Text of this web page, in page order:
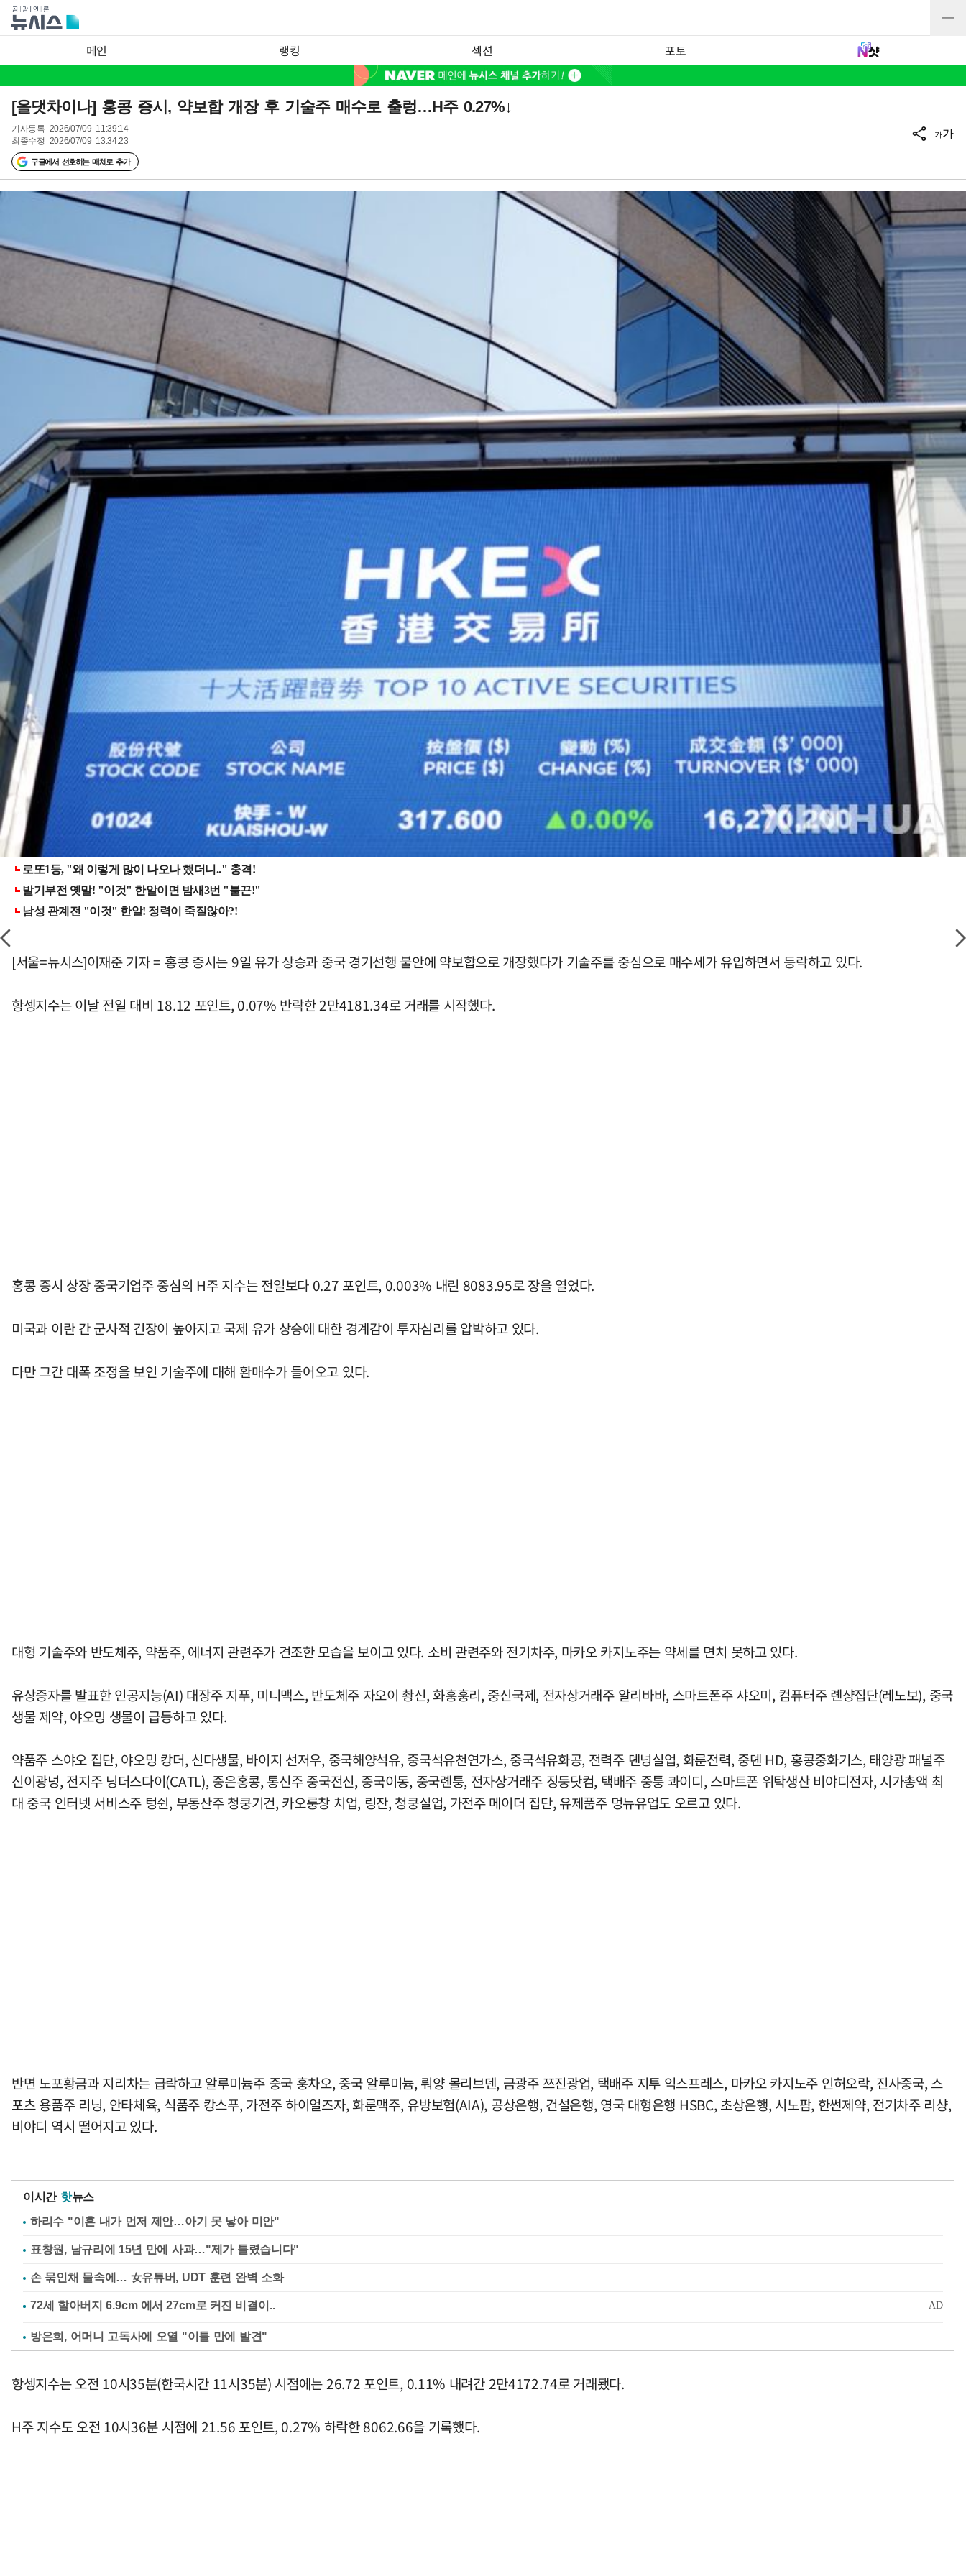
메인 랭킹 섹션 포토
[올댓차이나] 홍콩 증시, 약보합 개장 후 기술주 매수로 출렁…H주 0.27%↓
기사등록 2026/07/09 11:39:14
최종수정 2026/07/09 13:34:23
구글에서 선호하는 매체로 추가
가가
[서울=뉴시스]이재준 기자 = 홍콩 증시는 9일 유가 상승과 중국 경기선행 불안에 약보합으로 개장했다가 기술주를 중심으로 매수세가 유입하면서 등락하고 있다.
항셍지수는 이날 전일 대비 18.12 포인트, 0.07% 반락한 2만4181.34로 거래를 시작했다.
홍콩 증시 상장 중국기업주 중심의 H주 지수는 전일보다 0.27 포인트, 0.003% 내린 8083.95로 장을 열었다.
미국과 이란 간 군사적 긴장이 높아지고 국제 유가 상승에 대한 경계감이 투자심리를 압박하고 있다.
다만 그간 대폭 조정을 보인 기술주에 대해 환매수가 들어오고 있다.
대형 기술주와 반도체주, 약품주, 에너지 관련주가 견조한 모습을 보이고 있다. 소비 관련주와 전기차주, 마카오 카지노주는 약세를 면치 못하고 있다.
유상증자를 발표한 인공지능(AI) 대장주 지푸, 미니맥스, 반도체주 자오이 촹신, 화훙훙리, 중신국제, 전자상거래주 알리바바, 스마트폰주 샤오미, 컴퓨터주 롄샹집단(레노보), 중국
생물 제약, 야오밍 생물이 급등하고 있다.
약품주 스야오 집단, 야오밍 캉더, 신다생물, 바이지 선저우, 중국해양석유, 중국석유천연가스, 중국석유화공, 전력주 뎬넝실업, 화룬전력, 중뎬 HD, 홍콩중화기스, 태양광 패널주
신이광넝, 전지주 닝더스다이(CATL), 중은홍콩, 통신주 중국전신, 중국이동, 중국롄퉁, 전자상거래주 징둥닷컴, 택배주 중퉁 콰이디, 스마트폰 위탁생산 비야디전자, 시가총액 최
대 중국 인터넷 서비스주 텅쉰, 부동산주 청쿵기건, 카오룽창 치업, 링잔, 청쿵실업, 가전주 메이더 집단, 유제품주 멍뉴유업도 오르고 있다.
반면 노포황금과 지리차는 급락하고 알루미늄주 중국 훙차오, 중국 알루미늄, 뤄양 몰리브덴, 금광주 쯔진광업, 택배주 지투 익스프레스, 마카오 카지노주 인허오락, 진사중국, 스
포츠 용품주 리닝, 안타체육, 식품주 캉스푸, 가전주 하이얼즈자, 화룬맥주, 유방보험(AIA), 공상은행, 건설은행, 영국 대형은행 HSBC, 초상은행, 시노팜, 한썬제약, 전기차주 리샹,
비야디 역시 떨어지고 있다.
이시간 핫뉴스
하리수 "이혼 내가 먼저 제안…아기 못 낳아 미안"
표창원, 남규리에 15년 만에 사과…"제가 틀렸습니다"
손 묶인채 물속에… 女유튜버, UDT 훈련 완벽 소화
방은희, 어머니 고독사에 오열 "이틀 만에 발견"
항셍지수는 오전 10시35분(한국시간 11시35분) 시점에는 26.72 포인트, 0.11% 내려간 2만4172.74로 거래됐다.
H주 지수도 오전 10시36분 시점에 21.56 포인트, 0.27% 하락한 8062.66을 기록했다.